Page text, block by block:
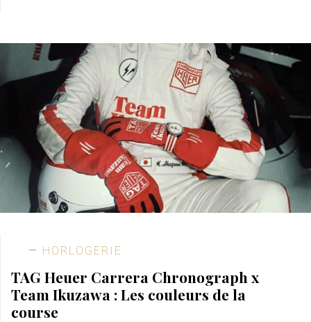
HORLOGERIE
TAG Heuer Carrera Chronograph x
Team Ikuzawa : Les couleurs de la
course